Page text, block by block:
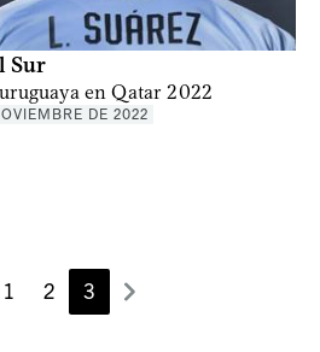
Sur
en Qatar 2022
DE 2022
1 2 3